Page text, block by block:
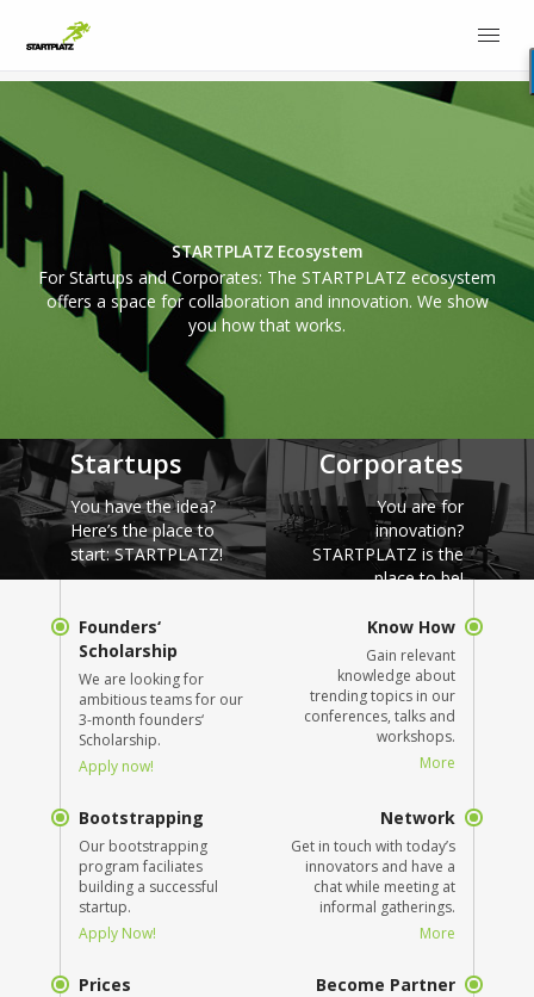
STARTPLATZ Ecosystem
For Startups and Corporates: The STARTPLATZ ecosystem
offers a space for collaboration and innovation. We show
you how that works.
Startups
You have the idea?
Here’s the place to
start: STARTPLATZ!
Corporates
You are for
innovation?
STARTPLATZ is the
place to be!
Founders‘
Scholarship
We are looking for
ambitious teams for our
3-month founders‘
Scholarship.
Apply now!
Know How
Gain relevant
knowledge about
trending topics in our
conferences, talks and
workshops.
More
Bootstrapping
Our bootstrapping
program faciliates
building a successful
startup.
Apply Now!
Network
Get in touch with today’s
innovators and have a
chat while meeting at
informal gatherings.
More
Prices Become Partner